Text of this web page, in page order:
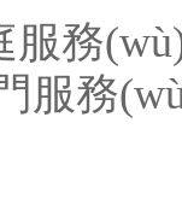
服務
服務